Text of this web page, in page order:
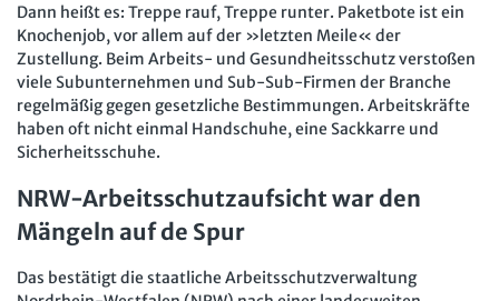
Dann heißt es: Treppe rauf, Treppe runter. Paketbote ist ein
Knochenjob, vor allem auf der »letzten Meile« der
Zustellung. Beim Arbeits- und Gesundheitsschutz verstoßen
viele Subunternehmen und Sub-Sub-Firmen der Branche
regelmäßig gegen gesetzliche Bestimmungen. Arbeitskräfte
haben oft nicht einmal Handschuhe, eine Sackkarre und
Sicherheitsschuhe.
NRW-Arbeitsschutzaufsicht war den
Mängeln auf de Spur
Das bestätigt die staatliche Arbeitsschutzverwaltung